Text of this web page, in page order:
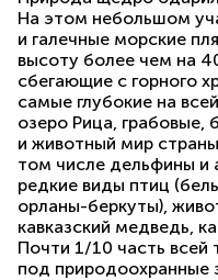
На этом небольшом
и галечные морские
высоту более чем на
сбегающие с горного
самые глубокие на
озеро Рица, грабовые,
и животный мир
том числе дельфины и
редкие виды птиц
орланы-беркуты),
кавказский медведь,
Почти 1/10 часть всей
под природоохранные